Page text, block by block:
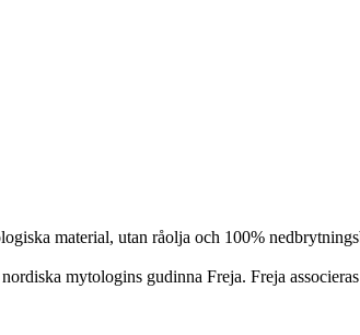
material, utan råolja och 100%
mytologins gudinna Freja. Freja